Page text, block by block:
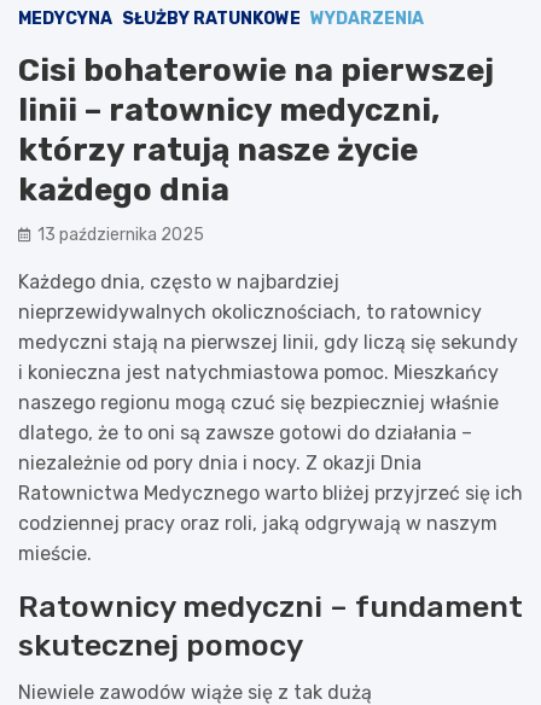
MEDYCYNA SŁUŻBY RATUNKOWE WYDARZENIA
Cisi bohaterowie na pierwszej
linii – ratownicy medyczni,
którzy ratują nasze życie
każdego dnia
13 października 2025
Każdego dnia, często w najbardziej
nieprzewidywalnych okolicznościach, to ratownicy
medyczni stają na pierwszej linii, gdy liczą się sekundy
i konieczna jest natychmiastowa pomoc. Mieszkańcy
naszego regionu mogą czuć się bezpieczniej właśnie
dlatego, że to oni są zawsze gotowi do działania –
niezależnie od pory dnia i nocy. Z okazji Dnia
Ratownictwa Medycznego warto bliżej przyjrzeć się ich
codziennej pracy oraz roli, jaką odgrywają w naszym
mieście.
Ratownicy medyczni – fundament
skutecznej pomocy
Niewiele zawodów wiąże się z tak dużą